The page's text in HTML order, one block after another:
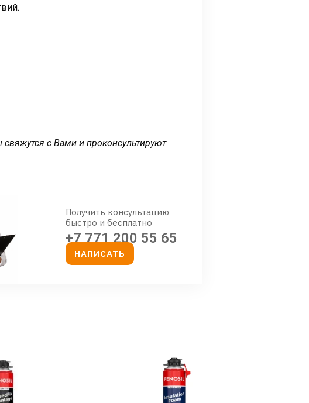
с Вами и проконсультируют
Получить консультацию
быстро и бесплатно
+7 771 200 55 65
НАПИСАТЬ